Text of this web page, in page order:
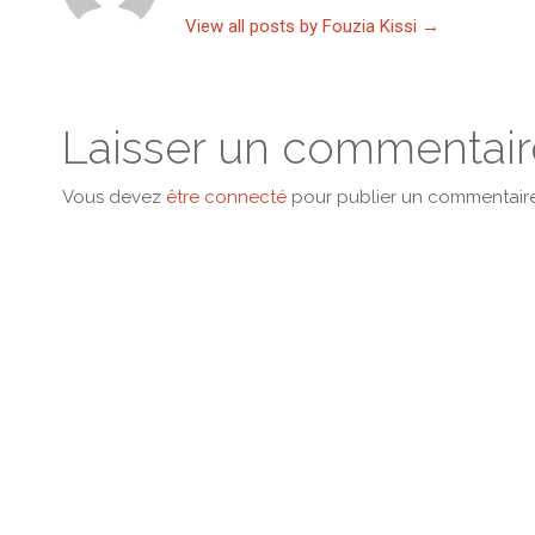
View all posts by Fouzia Kissi →
Laisser un
Vous devez être connecté pour publier un